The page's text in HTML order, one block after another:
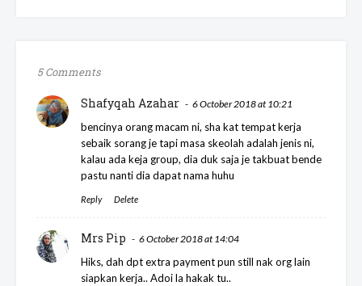
5 Comments
Shafyqah Azahar 6 October 2018 at 10:21
bencinya orang macam ni, sha kat tempat kerja
sebaik sorang je tapi masa skeolah adalah jenis ni,
kalau ada keja group, dia duk saja je takbuat bende
pastu nanti dia dapat nama huhu
Reply Delete
Mrs Pip 6 October 2018 at 14:04
Hiks, dah dpt extra payment pun still nak org lain
siapkan kerja.. Adoi la hakak tu..